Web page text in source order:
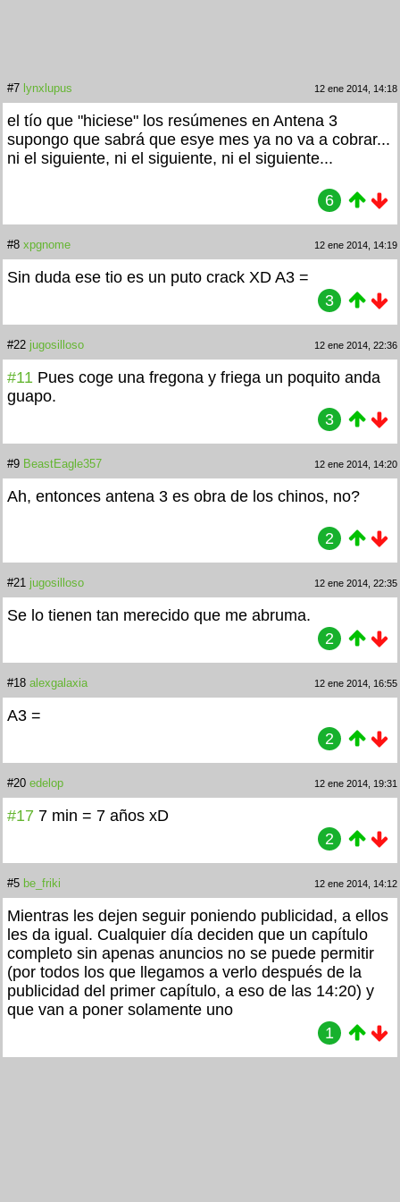
#7 lynxlupus 12 ene 2014, 14:18
el tío que "hiciese" los resúmenes en Antena 3
supongo que sabrá que esye mes ya no va a cobrar...
ni el siguiente, ni el siguiente, ni el siguiente...
6
#8 xpgnome 12 ene 2014, 14:19
Sin duda ese tio es un puto crack XD A3 =
3
#22 jugosilloso 12 ene 2014, 22:36
#11 Pues coge una fregona y friega un poquito anda
guapo.
3
#9 BeastEagle357 12 ene 2014, 14:20
Ah, entonces antena 3 es obra de los chinos, no?
2
#21 jugosilloso 12 ene 2014, 22:35
Se lo tienen tan merecido que me abruma.
2
#18 alexgalaxia 12 ene 2014, 16:55
A3 =
2
#20 edelop 12 ene 2014, 19:31
#17 7 min = 7 años xD
2
#5 be_friki 12 ene 2014, 14:12
Mientras les dejen seguir poniendo publicidad, a ellos
les da igual. Cualquier día deciden que un capítulo
completo sin apenas anuncios no se puede permitir
(por todos los que llegamos a verlo después de la
publicidad del primer capítulo, a eso de las 14:20) y
que van a poner solamente uno
1